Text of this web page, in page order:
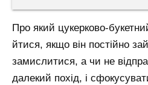
Про який цукерково-
йтися, якщо він постійно
замислитися, а чи не
далекий похід, і